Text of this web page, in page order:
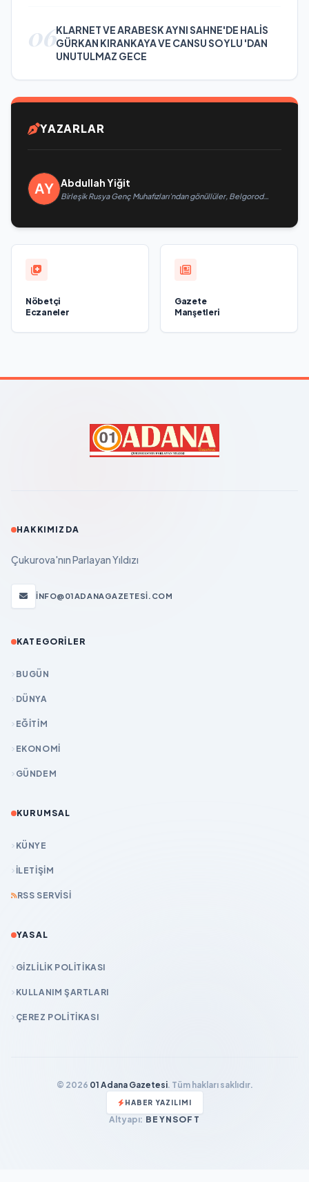
06KLARNET VE ARABESK AYNI SAHNE'DE HALİS
GÜRKAN KIRANKAYA VE CANSU SOYLU 'DAN
UNUTULMAZ GECE
YAZARLAR
Abdullah Yiğit
Birleşik Rusya Genç Muhafızları’ndan gönüllüler, Belgorod
Nöbetçi
Eczaneler
Gazete
Manşetleri
HAKKIMIZDA
Çukurova'nın Parlayan Yıldızı
INFO@01ADANAGAZETESI.COM
KATEGORILER
BUGÜN
DÜNYA
EĞİTİM
EKONOMİ
GÜNDEM
KURUMSAL
KÜNYE
İLETIŞIM
RSS SERVISI
YASAL
GIZLILIK POLITIKASI
KULLANIM ŞARTLARI
ÇEREZ POLITIKASI
© 2026 01 Adana Gazetesi. Tüm hakları saklıdır.
HABER YAZILIMI
Altyapı: BEYNSOFT